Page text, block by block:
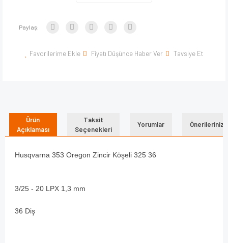
Paylaş:
Favorilerime Ekle Fiyatı Düşünce Haber Ver Tavsiye Et
Ürün
Açıklaması
Taksit
Seçenekleri
Yorumlar Önerileriniz
Husqvarna 353 Oregon Zincir Köşeli 325 36
3/25 - 20 LPX 1,3 mm
36 Diş